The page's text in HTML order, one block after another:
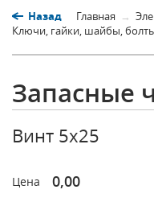
Назад Главная
Ключи, гайки, шайбы,
Запасные
Винт 5х25
Цена 0,00